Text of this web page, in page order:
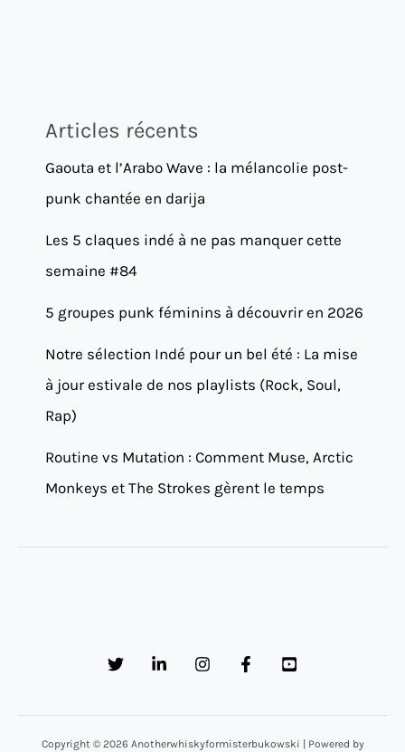
Articles récents
Gaouta et l’Arabo Wave : la mélancolie post-
punk chantée en darija
Les 5 claques indé à ne pas manquer cette
semaine #84
5 groupes punk féminins à découvrir en 2026
Notre sélection Indé pour un bel été : La mise
à jour estivale de nos playlists (Rock, Soul,
Rap)
Routine vs Mutation : Comment Muse, Arctic
Monkeys et The Strokes gèrent le temps
Copyright © 2026 Anotherwhiskyformisterbukowski | Powered by